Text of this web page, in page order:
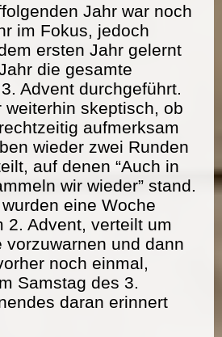
Jahr war noch
im Fokus, jedoch
ersten Jahr gelernt
die gesamte
Advent durchgeführt.
weiterhin skeptisch, ob
aufmerksam
wieder zwei Runden
auf denen “Auch in
wir wieder” stand.
eine Woche
2. Advent, verteilt um
vorzuwarnen und dann
noch einmal,
Samstag des 3.
daran erinnert